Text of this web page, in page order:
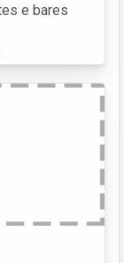
e bares